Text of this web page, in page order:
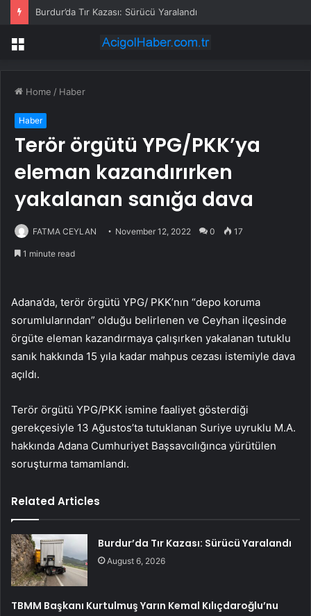
Burdur’da Tır Kazası: Sürücü Yaralandı
Menu
Home / Haber
Haber
Terör örgütü YPG/PKK’ya
eleman kazandırırken
yakalanan sanığa dava
FATMA CEYLAN November 12, 2022 0 17
1 minute read
Adana’da, terör örgütü YPG/ PKK’nın “depo koruma
sorumlularından” olduğu belirlenen ve Ceyhan ilçesinde
örgüte eleman kazandırmaya çalışırken yakalanan tutuklu
sanık hakkında 15 yıla kadar mahpus cezası istemiyle dava
açıldı.
Terör örgütü YPG/PKK ismine faaliyet gösterdiği
gerekçesiyle 13 Ağustos’ta tutuklanan Suriye uyruklu M.A.
hakkında Adana Cumhuriyet Başsavcılığınca yürütülen
soruşturma tamamlandı.
Related Articles
Burdur’da Tır Kazası: Sürücü Yaralandı
August 6, 2026
TBMM Başkanı Kurtulmuş Yarın Kemal Kılıçdaroğlu’nu